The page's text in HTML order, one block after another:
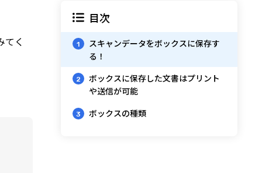
てく
目次
1
スキャンデータをボックスに保存す
る！
2
ボックスに保存した文書はプリント
や送信が可能
3 ボックスの種類